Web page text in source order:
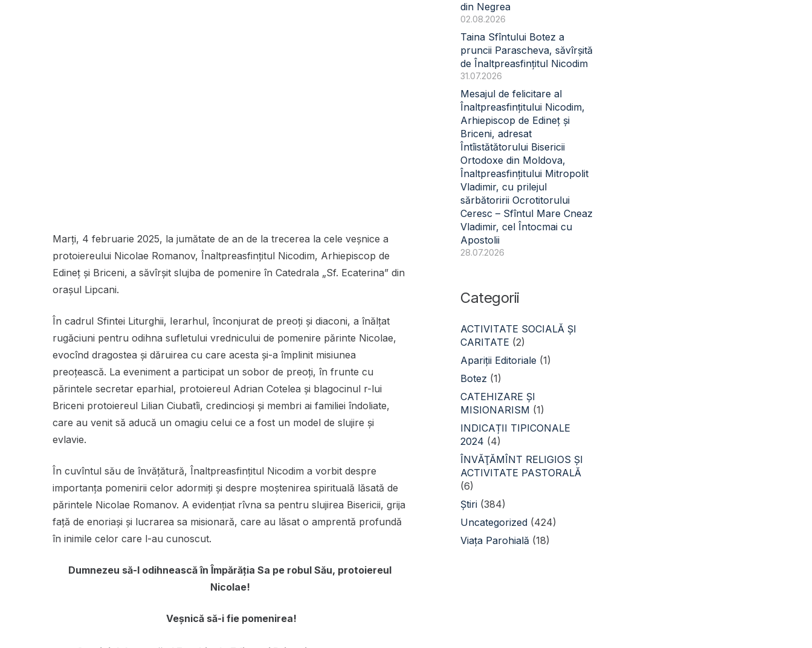
Marți, 4 februarie 2025, la jumătate de an de la trecerea la cele veșnice a
protoiereului Nicolae Romanov, Înaltpreasfințitul Nicodim, Arhiepiscop de
Edineț și Briceni, a săvîrșit slujba de pomenire în Catedrala „Sf. Ecaterina” din
orașul Lipcani.
În cadrul Sfintei Liturghii, Ierarhul, înconjurat de preoți și diaconi, a înălțat
rugăciuni pentru odihna sufletului vrednicului de pomenire părinte Nicolae,
evocînd dragostea și dăruirea cu care acesta și-a împlinit misiunea
preoțească. La eveniment a participat un sobor de preoți, în frunte cu
părintele secretar eparhial, protoiereul Adrian Cotelea și blagocinul r-lui
Briceni protoiereul Lilian Ciubatîi, credincioși și membri ai familiei îndoliate,
care au venit să aducă un omagiu celui ce a fost un model de slujire și
evlavie.
În cuvîntul său de învățătură, Înaltpreasfințitul Nicodim a vorbit despre
importanța pomenirii celor adormiți și despre moștenirea spirituală lăsată de
părintele Nicolae Romanov. A evidențiat rîvna sa pentru slujirea Bisericii, grija
față de enoriași și lucrarea sa misionară, care au lăsat o amprentă profundă
în inimile celor care l-au cunoscut.
Dumnezeu să-l odihnească în Împărăția Sa pe robul Său, protoiereul
Nicolae!
Veșnică să-i fie pomenirea!
din Negrea
02.08.2026
Taina Sfîntului Botez a
pruncii Parascheva, săvîrșită
de Înaltpreasfințitul Nicodim
31.07.2026
Mesajul de felicitare al
Înaltpreasfințitului Nicodim,
Arhiepiscop de Edineț și
Briceni, adresat
Întîistătătorului Bisericii
Ortodoxe din Moldova,
Înaltpreasfințitului Mitropolit
Vladimir, cu prilejul
sărbătoririi Ocrotitorului
Ceresc – Sfîntul Mare Cneaz
Vladimir, cel Întocmai cu
Apostolii
28.07.2026
Categorii
ACTIVITATE SOCIALĂ ŞI
CARITATE (2)
Apariții Editoriale (1)
Botez (1)
CATEHIZARE ŞI
MISIONARISM (1)
INDICAȚII TIPICONALE
2024 (4)
ÎNVĂŢĂMÎNT RELIGIOS ŞI
ACTIVITATE PASTORALĂ
(6)
Știri (384)
Uncategorized (424)
Viața Parohială (18)